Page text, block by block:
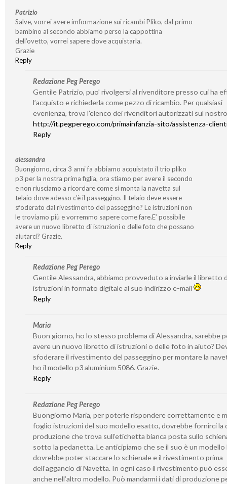
Patrizio
Salve, vorrei avere imformazione sui ricambi Pliko, dal primo
bambino al secondo abbiamo perso la cappottina
dell’ovetto, vorrei sapere dove acquistarla.
Grazie
Reply
Redazione Peg Perego
Gentile Patrizio, puo’ rivolgersi al rivenditore presso cui ha
l’acquisto e richiederla come pezzo di ricambio. Per qualsiasi
evenienza, trova l’elenco dei rivenditori autorizzati sul
http://it.pegperego.com/primainfanzia-sito/assistenza-
Reply
alessandra
Buongiorno, circa 3 anni fa abbiamo acquistato il trio pliko
p3 per la nostra prima figlia, ora stiamo per avere il secondo
e non riusciamo a ricordare come si monta la navetta sul
telaio dove adesso c’è il passeggino. Il telaio deve essere
sfoderato dal rivestimento del passeggino? Le istruzioni non
le troviamo più e vorremmo sapere come fare.E’ possibile
avere un nuovo libretto di istruzioni o delle foto che possano
aiutarci? Grazie.
Reply
Redazione Peg Perego
Gentile Alessandra, abbiamo provveduto a inviarle il libretto
istruzioni in formato digitale al suo indirizzo e-mail
Reply
Maria
Buon giorno, ho lo stesso problema di Alessandra, sarebbe
avere un nuovo libretto di istruzioni o delle foto in aiuto?
sfoderare il rivestimento del passeggino per montare la
ho il modello p3 aluminium 5086. Grazie.
Reply
Redazione Peg Perego
Buongiorno Maria, per poterle rispondere correttamente e
foglio istruzioni del suo modello esatto, dovrebbe fornirci la
produzione che trova sull’etichetta bianca posta sullo
sotto la pedanetta. Le anticipiamo che se il suo è un modello
dovrebbe poter staccare lo schienale e il rivestimento prima
dell’aggancio di Navetta. In ogni caso il rivestimento può
anche nell’altro modello. Può mandarmi i dati di produzione